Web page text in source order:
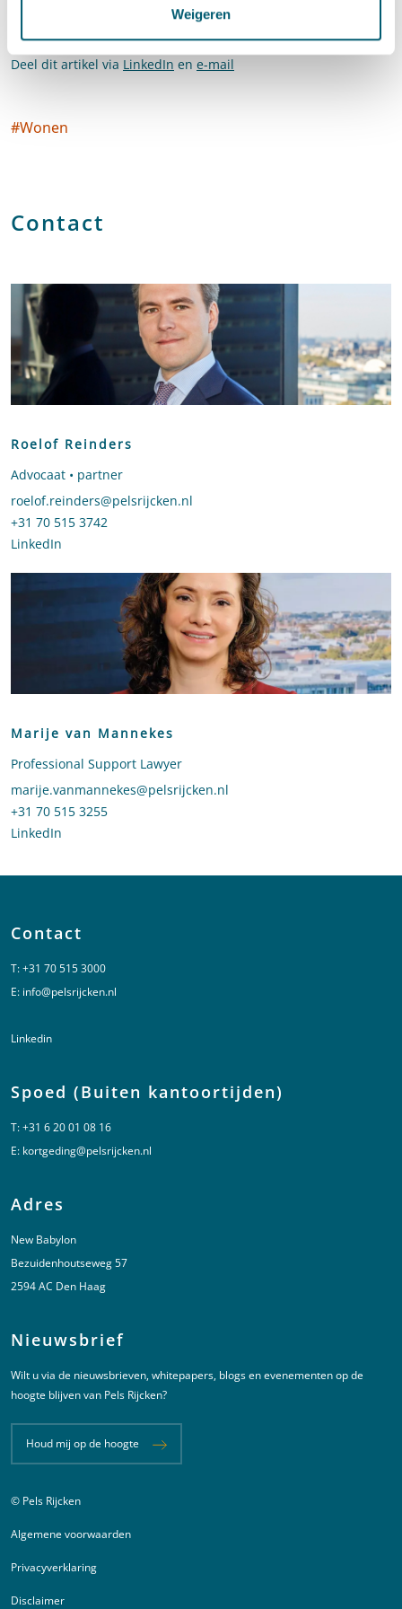
Weigeren
Deel dit artikel via LinkedIn en e-mail
Social tags
#Wonen
Contact
Roelof Reinders
Advocaat • partner
Stuur een e-mail naar Roelof Reinders
roelof.reinders@pelsrijcken.nl
Bel naar Roelof Reinders
+31 70 515 3742
LinkedIn
Marije van Mannekes
Professional Support Lawyer
Stuur een e-mail naar Marije van Mannekes
marije.vanmannekes@pelsrijcken.nl
Bel naar Marije van Mannekes
+31 70 515 3255
LinkedIn
Contact
T:+31 70 515 3000
E: info@pelsrijcken.nl
Linkedin
Spoed (Buiten kantoortijden)
T:+31 6 20 01 08 16
E: kortgeding@pelsrijcken.nl
Adres
New Babylon
Bezuidenhoutseweg 57
2594 AC Den Haag
Nieuwsbrief
Wilt u via de nieuwsbrieven, whitepapers, blogs en evenementen op de
hoogte blijven van Pels Rijcken?
Houd mij op de hoogte
Juridische informatie
© Pels Rijcken
Algemene voorwaarden
Privacyverklaring
Disclaimer